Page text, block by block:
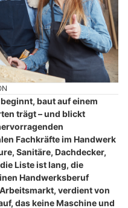
baut auf einem
trägt – und blickt
Fachkräfte im Handwerk
Sanitäre, Dachdecker,
Liste ist lang, die
Handwerksberuf
verdient von
das keine Maschine und